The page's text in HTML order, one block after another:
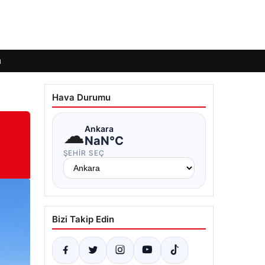
Hava Durumu
☁Ankara
NaN°C
ŞEHIR SEÇ
Bizi Takip Edin